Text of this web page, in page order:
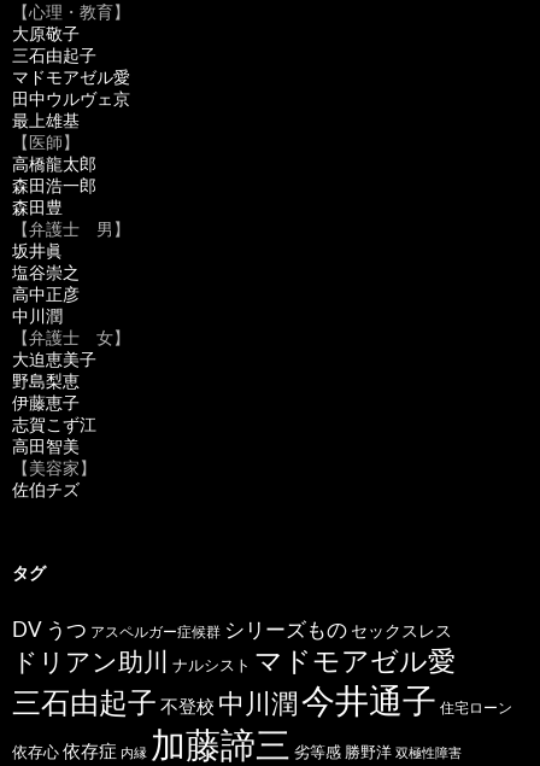
【心理・教育】
大原敬子
三石由起子
マドモアゼル愛
田中ウルヴェ京
最上雄基
【医師】
高橋龍太郎
森田浩一郎
森田豊
【弁護士 男】
坂井眞
塩谷崇之
高中正彦
中川潤
【弁護士 女】
大迫恵美子
野島梨恵
伊藤恵子
志賀こず江
高田智美
【美容家】
佐伯チズ
タグ
DV うつ アスペルガー症候群 シリーズもの セックスレス
ドリアン助川 ナルシスト マドモアゼル愛
三石由起子 不登校 中川潤今井通子 住宅ローン
依存心依存症 内縁 加藤諦三 劣等感 勝野洋 双極性障害